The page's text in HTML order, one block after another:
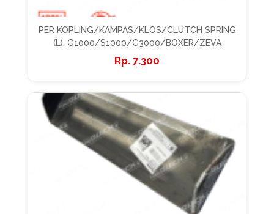
PER KOPLING/KAMPAS/KLOS/CLUTCH SPRING
(L), G1000/S1000/G3000/BOXER/ZEVA
7.300